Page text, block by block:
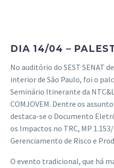
DIA 14/04 –
No auditório do SEST SENAT
interior de São Paulo, foi o
Seminário Itinerante da
COMJOVEM. Dentre os
destaca-se o Documento
os Impactos no TRC, MP
Gerenciamento de Risco e
O evento tradicional, que há